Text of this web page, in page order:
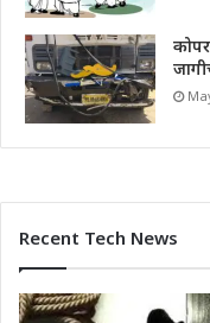
Recent Tech News